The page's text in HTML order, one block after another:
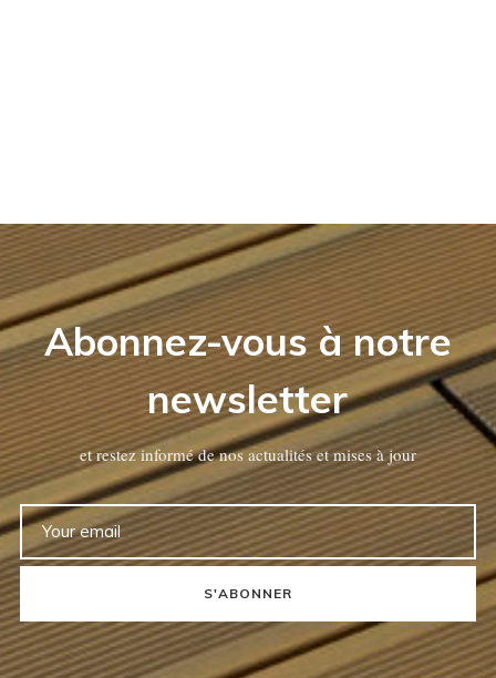
Abonnez-vous à notre
newsletter
et restez informé de nos actualités et mises à jour
S'ABONNER